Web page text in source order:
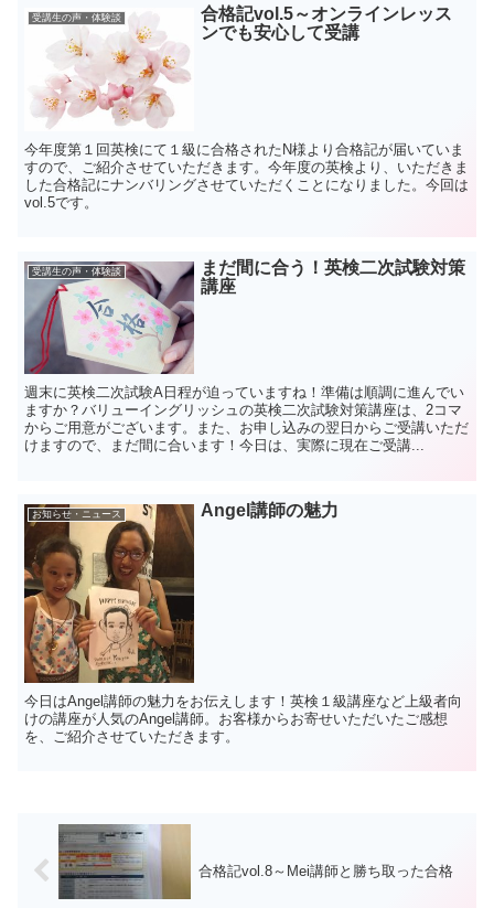
受講生の声・体験談
合格記vol.5～オンラインレッス
ンでも安心して受講
今年度第１回英検にて１級に合格されたN様より合格記が届いていま
すので、ご紹介させていただきます。今年度の英検より、いただきま
した合格記にナンバリングさせていただくことになりました。今回は
vol.5です。
受講生の声・体験談
まだ間に合う！英検二次試験対策
講座
週末に英検二次試験A日程が迫っていますね！準備は順調に進んでい
ますか？バリューイングリッシュの英検二次試験対策講座は、2コマ
からご用意がございます。また、お申し込みの翌日からご受講いただ
けますので、まだ間に合います！今日は、実際に現在ご受講...
お知らせ・ニュース Angel講師の魅力
今日はAngel講師の魅力をお伝えします！英検１級講座など上級者向
けの講座が人気のAngel講師。お客様からお寄せいただいたご感想
を、ご紹介させていただきます。
合格記vol.8～Mei講師と勝ち取った合格